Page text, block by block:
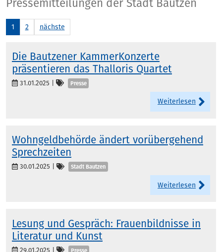
Pressemitteilungen der Stadt Bautzen
1 2 nächste
Die Bautzener KammerKonzerte
präsentieren das Thalloris Quartet
31.01.2025 Kategorien
Presse
Weiterlesen
Wohngeldbehörde ändert vorübergehend
Sprechzeiten
30.01.2025 Kategorien
Stadt Bautzen
Weiterlesen
Lesung und Gespräch: Frauenbildnisse in
Literatur und Kunst
29.01.2025 Kategorien
Presse